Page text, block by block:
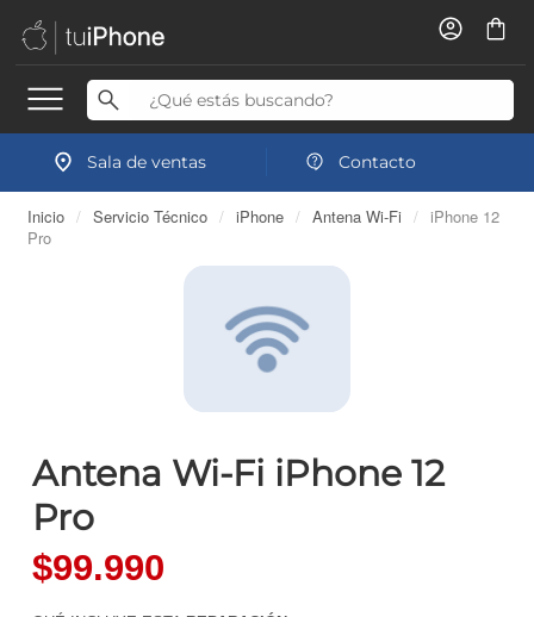
Sala de ventas Contacto
Inicio / Servicio Técnico / iPhone / Antena Wi-Fi / iPhone 12
Pro
Antena Wi-Fi iPhone 12
Pro
$99.990